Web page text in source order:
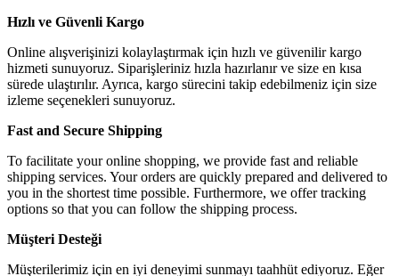
Hızlı ve Güvenli Kargo
Online alışverişinizi kolaylaştırmak için hızlı ve güvenilir kargo
hizmeti sunuyoruz. Siparişleriniz hızla hazırlanır ve size en kısa
sürede ulaştırılır. Ayrıca, kargo sürecini takip edebilmeniz için size
izleme seçenekleri sunuyoruz.
Fast and Secure Shipping
To facilitate your online shopping, we provide fast and reliable
shipping services. Your orders are quickly prepared and delivered to
you in the shortest time possible. Furthermore, we offer tracking
options so that you can follow the shipping process.
Müşteri Desteği
Müşterilerimiz için en iyi deneyimi sunmayı taahhüt ediyoruz. Eğer